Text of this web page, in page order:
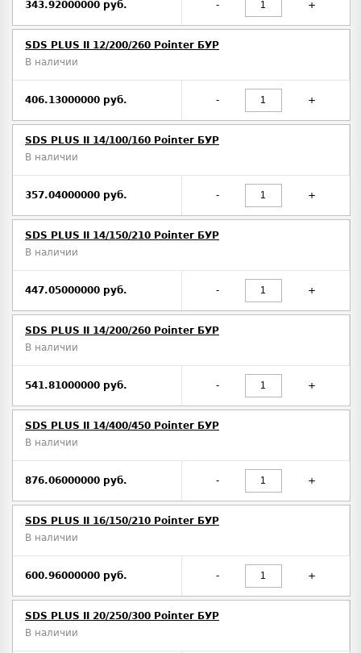
343.92000000 руб. - +
SDS PLUS II 12/200/260 Pointer БУР
В наличии
406.13000000 руб. - +
SDS PLUS II 14/100/160 Pointer БУР
В наличии
357.04000000 руб. - +
SDS PLUS II 14/150/210 Pointer БУР
В наличии
447.05000000 руб. - +
SDS PLUS II 14/200/260 Pointer БУР
В наличии
541.81000000 руб. - +
SDS PLUS II 14/400/450 Pointer БУР
В наличии
876.06000000 руб. - +
SDS PLUS II 16/150/210 Pointer БУР
В наличии
600.96000000 руб. - +
SDS PLUS II 20/250/300 Pointer БУР
В наличии